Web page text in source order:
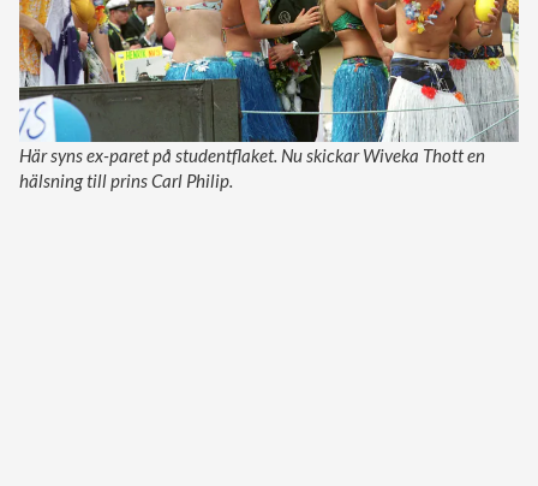
Här syns ex-paret på studentflaket. Nu skickar Wiveka Thott en
hälsning till prins Carl Philip.